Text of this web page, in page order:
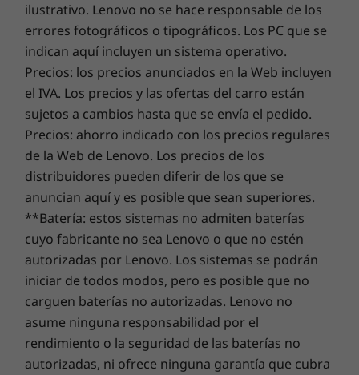
Resultados deslumbrantes en
cualquier condición de luz
Inmortaliza momentos en condiciones
de poca luz con la máxima calidad
gracias a la mayor apertura focal
disponible en un smartphone. Al
combinar estas funciones con el
enfoque instantáneo de todos los
píxeles se obtienen 32 veces más
píxeles^2, lo que supone un
rendimiento más rápido y preciso con
cualquier tipo de iluminación.
Sensores
Proximidad
Sensor 3 en 1 (exposición, balance de blancos
automático, parpadeo)
Tiempo de vuelo
Acelerómetro
Giroscopio
Sensor SAR
Magnetómetro (brújula)
Batería
Tamaño de la batería
Duración de la batería
Más de un día de duración de la batería* (hasta
30 horas)
ilustrativo. Lenovo no se hace responsable de los
errores fotográficos o tipográficos. Los PC que se
indican aquí incluyen un sistema operativo.
Precios: los precios anunciados en la Web incluyen
el IVA. Los precios y las ofertas del carro están
sujetos a cambios hasta que se envía el pedido.
Precios: ahorro indicado con los precios regulares
de la Web de Lenovo. Los precios de los
distribuidores pueden diferir de los que se
anuncian aquí y es posible que sean superiores.
**Batería: estos sistemas no admiten baterías
cuyo fabricante no sea Lenovo o que no estén
autorizadas por Lenovo. Los sistemas se podrán
iniciar de todos modos, pero es posible que no
carguen baterías no autorizadas. Lenovo no
asume ninguna responsabilidad por el
rendimiento o la seguridad de las baterías no
autorizadas, ni ofrece ninguna garantía que cubra